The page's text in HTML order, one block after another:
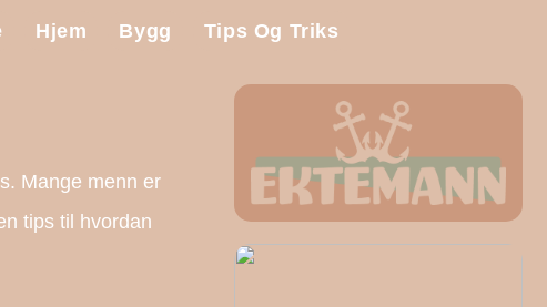
Hjem Bygg Tips Og Triks
Mange menn er
tips til hvordan